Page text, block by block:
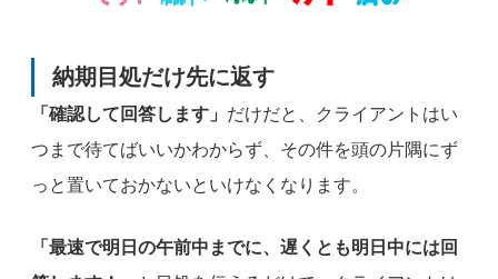
納期目処だけ先に返す
「確認して回答します」 だけだと、クライアントはい
つまで待てばいいかわからず、その件を頭の片隅にず
っと置いておかないといけなくなります。
「最速で明日の午前中までに、遅くとも明日中には回